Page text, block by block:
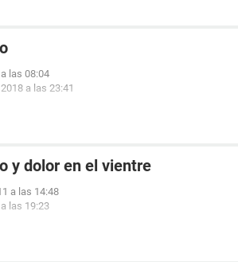
las 08:04
a las 23:41
y dolor en el vientre
a las 14:48
las 19:23